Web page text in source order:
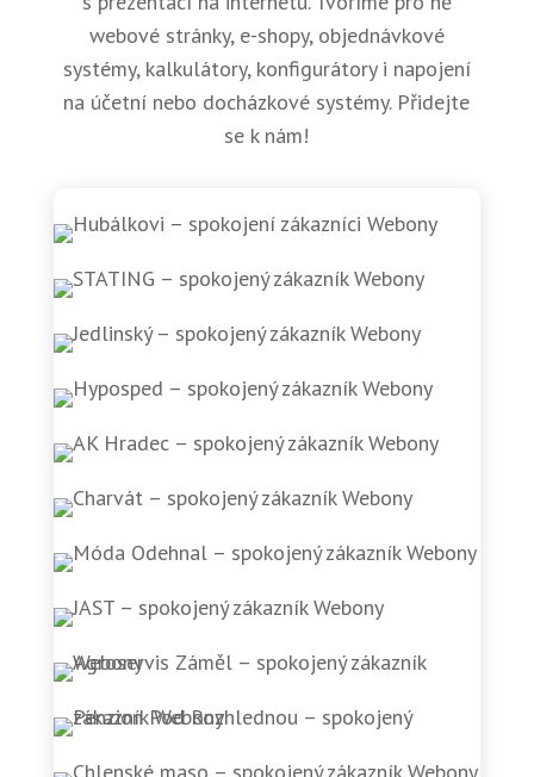
webové stránky, e-shopy, objednávkové
systémy, kalkulátory, konfigurátory i napojení
na účetní nebo docházkové systémy. Přidejte
se k nám!